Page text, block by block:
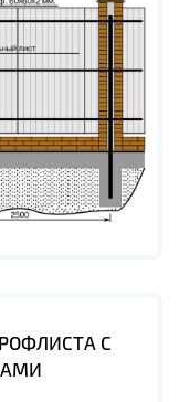
С